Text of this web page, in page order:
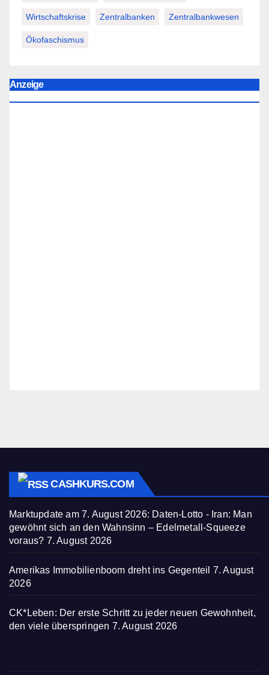
Wirtschaftskrise Zentralbanken Zentralbankwesen
Ökofaschismus
Anzeige
CASHKURS.COM
Marktupdate am 7. August 2026: Daten-Lotto - Iran: Man
gewöhnt sich an den Wahnsinn – Edelmetall-Squeeze
voraus? 7. August 2026
Amerikas Immobilienboom dreht ins Gegenteil 7. August
2026
CK*Leben: Der erste Schritt zu jeder neuen Gewohnheit,
den viele überspringen 7. August 2026